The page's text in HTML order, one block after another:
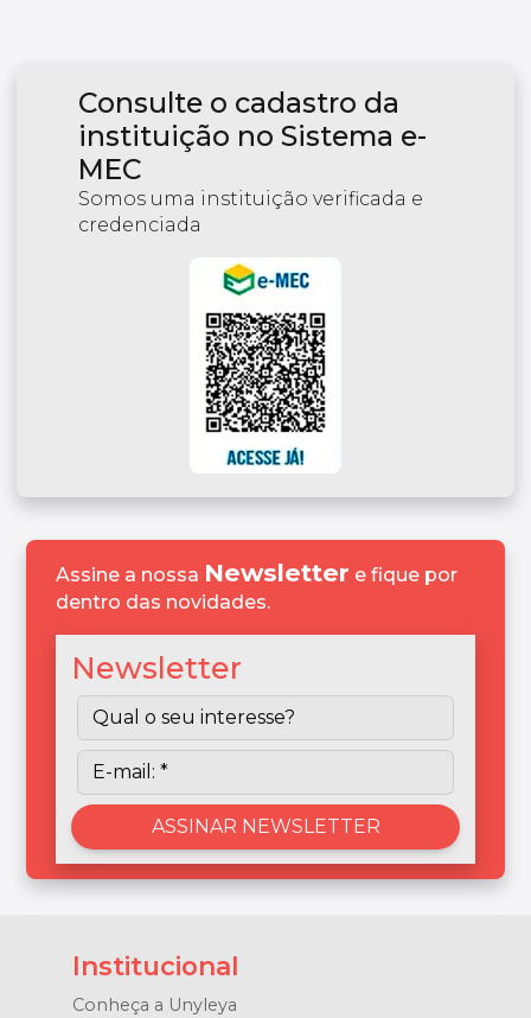
Consulte o cadastro da
instituição no Sistema e-
MEC
Somos uma instituição verificada e
credenciada
Assine a nossa Newsletter e fique por
dentro das novidades.
Newsletter
Institucional
Conheça a Unyleya